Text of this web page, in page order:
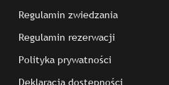
Regulamin zwiedzania
Regulamin rezerwacji
Polityka prywatności